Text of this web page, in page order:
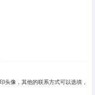
像，其他的联系方式可以选填，